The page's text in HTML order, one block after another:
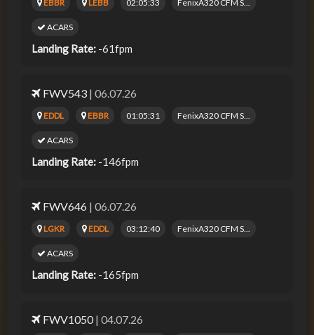
EBBR LEBB 02:05:33 FenixA320 CFM S...
ACARS
Landing Rate: -61fpm
FWV543 | 06.07.26
EDDL EBBR 01:05:31 FenixA320 CFM S...
ACARS
Landing Rate: -146fpm
FWV646 | 06.07.26
LGKR EDDL 03:12:40 FenixA320 CFM S...
ACARS
Landing Rate: -165fpm
FWV1050| 04.07.26